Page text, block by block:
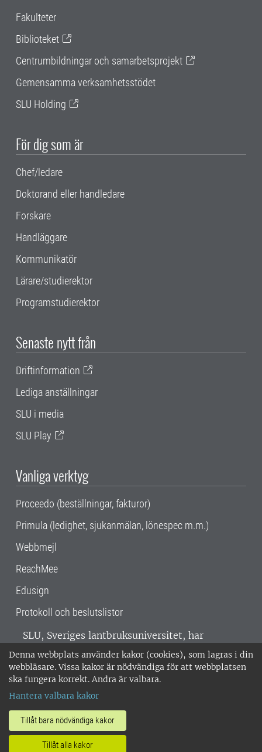
Denna webbplats använder kakor (cookies), som lagras i din
webbläsare. Vissa kakor är nödvändiga för att webbplatsen
ska fungera korrekt. Andra är valbara.
Hantera valbara kakor
Tillåt bara nödvändiga kakor
Tillåt alla kakor
Fakulteter
Biblioteket
Centrumbildningar och samarbetsprojekt
Gemensamma verksamhetsstödet
SLU Holding
För dig som är
Chef/ledare
Doktorand eller handledare
Forskare
Handläggare
Kommunikatör
Lärare/studierektor
Programstudierektor
Senaste nytt från
Driftinformation
Lediga anställningar
SLU i media
SLU Play
Vanliga verktyg
Proceedo (beställningar, fakturor)
Primula (ledighet, sjukanmälan, lönespec m.m.)
Webbmejl
ReachMee
Edusign
Protokoll och beslutslistor
SLU, Sveriges lantbruksuniversitet, har
verksamhet över hela Sverige. Huvudorter är
Alnarp, Uppsala och Umeå.SLU är
miljöcertifierat enligt ISO 14001. •
018-67 10 00 • Org nr: 202100-2817 •
Om SLU:s webbplatser
•Hantera kakor•Behandling av
personuppgifter